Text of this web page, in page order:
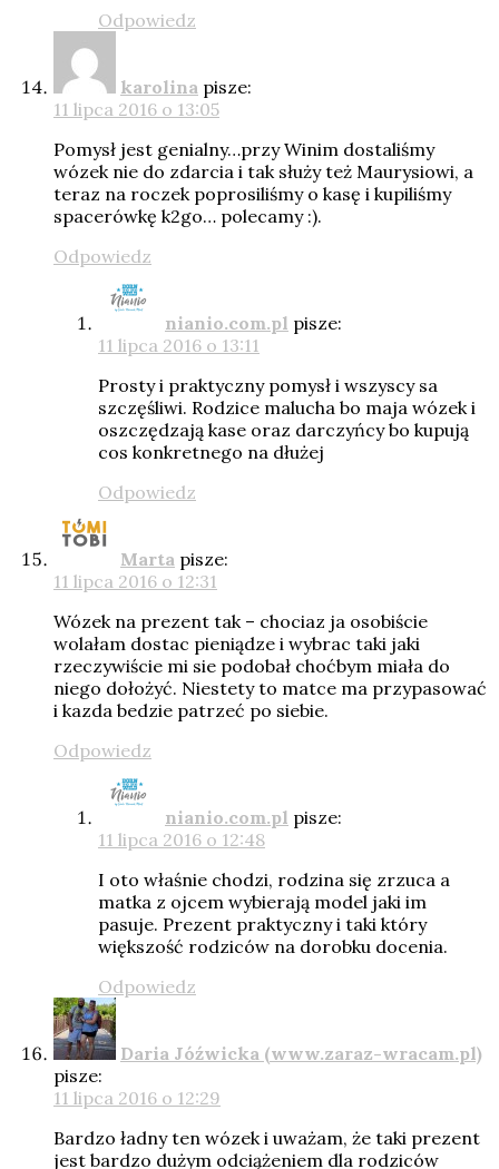
Odpowiedz
karolina pisze:
11 lipca 2016 o 13:05
Pomysł jest genialny…przy Winim dostaliśmy
wózek nie do zdarcia i tak służy też Maurysiowi, a
teraz na roczek poprosiliśmy o kasę i kupiliśmy
spacerówkę k2go… polecamy :).
Odpowiedz
nianio.com.pl pisze:
11 lipca 2016 o 13:11
Prosty i praktyczny pomysł i wszyscy sa
szczęśliwi. Rodzice malucha bo maja wózek i
oszczędzają kase oraz darczyńcy bo kupują
cos konkretnego na dłużej
Odpowiedz
Marta pisze:
11 lipca 2016 o 12:31
Wózek na prezent tak – chociaz ja osobiście
wolałam dostac pieniądze i wybrac taki jaki
rzeczywiście mi sie podobał choćbym miała do
niego dołożyć. Niestety to matce ma przypasować
i kazda bedzie patrzeć po siebie.
Odpowiedz
nianio.com.pl pisze:
11 lipca 2016 o 12:48
I oto właśnie chodzi, rodzina się zrzuca a
matka z ojcem wybierają model jaki im
pasuje. Prezent praktyczny i taki który
większość rodziców na dorobku docenia.
Odpowiedz
Daria Jóźwicka (www.zaraz-wracam.pl)
pisze:
11 lipca 2016 o 12:29
Bardzo ładny ten wózek i uważam, że taki prezent
jest bardzo dużym odciążeniem dla rodziców